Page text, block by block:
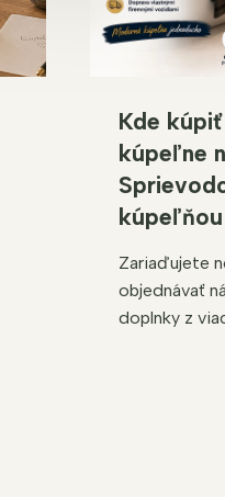
Kde
kúpeľne
kúpeľňou
Zariaďujete
objednávať
doplnky z